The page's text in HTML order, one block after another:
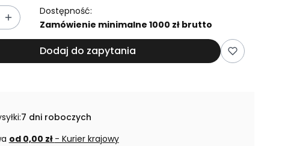
Dostępność:
Zamówienie minimalne 1000 zł brutto
Dodaj do zapytania
7 dni roboczych
od 0,00 zł - Kurier krajowy